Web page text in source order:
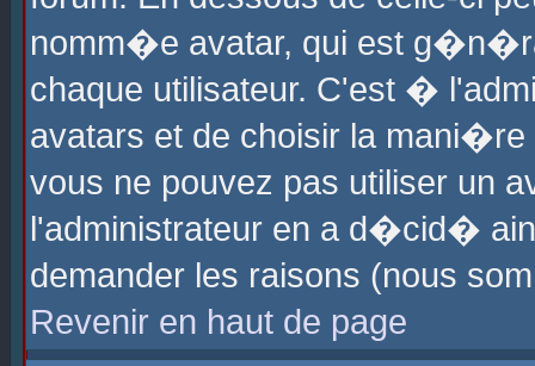
nomm�e avatar, qui est
chaque utilisateur. C'est �
avatars et de choisir la
vous ne pouvez pas utiliser un
l'administrateur en a d�cid�
demander les raisons (nous
Revenir en haut de page